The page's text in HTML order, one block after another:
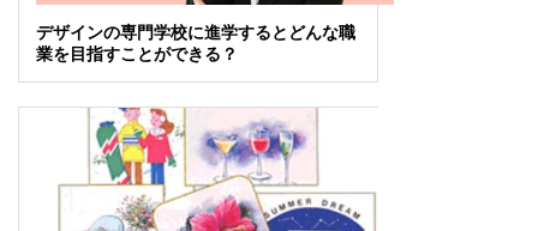
デザインの専門学校に進学するとどんな職
業を目指すことができる？